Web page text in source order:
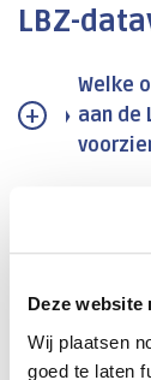
Deze website
Wij plaatsen
goed te laten
LBZ-
Welke
aan de
Hoe
Is het